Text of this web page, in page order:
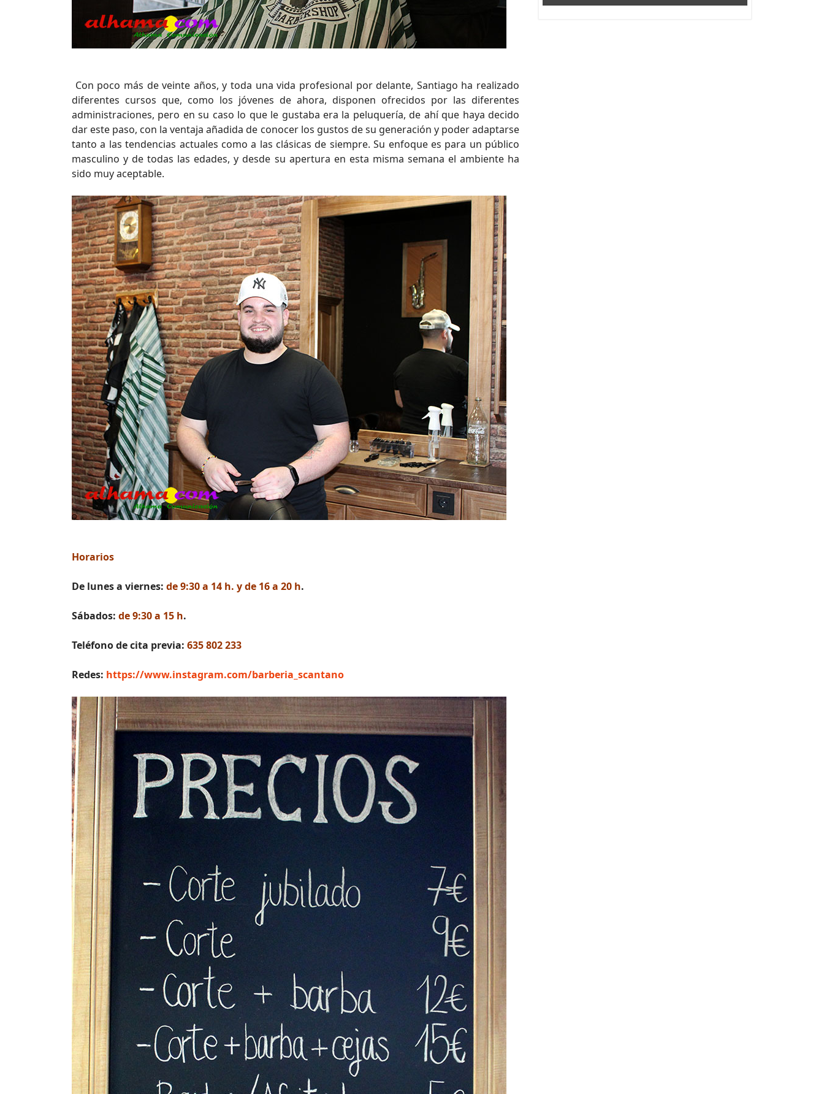
Con poco más de veinte años, y toda una vida profesional por delante, Santiago ha realizado
diferentes cursos que, como los jóvenes de ahora, disponen ofrecidos por las diferentes
administraciones, pero en su caso lo que le gustaba era la peluquería, de ahí que haya decido
dar este paso, con la ventaja añadida de conocer los gustos de su generación y poder adaptarse
tanto a las tendencias actuales como a las clásicas de siempre. Su enfoque es para un público
masculino y de todas las edades, y desde su apertura en esta misma semana el ambiente ha
sido muy aceptable.
Horarios
De lunes a viernes: de 9:30 a 14 h. y de 16 a 20 h.
Sábados: de 9:30 a 15 h.
Teléfono de cita previa: 635 802 233
Redes: https://www.instagram.com/barberia_scantano